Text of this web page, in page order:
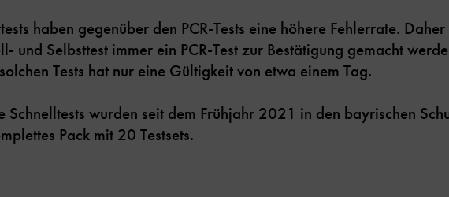
haben gegenüber den PCR-Tests eine höhere Fehlerrate.
und Selbsttest immer ein PCR-Test zur Bestätigung gemacht
Tests hat nur eine Gültigkeit von etwa einem Tag.
Schnelltests wurden seit dem Frühjahr 2021 in den bayrischen
Pack mit 20 Testsets.